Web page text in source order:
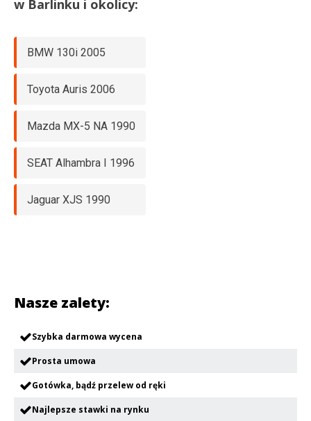
w Barlinku i okolicy:
BMW 130i 2005
Toyota Auris 2006
Mazda MX-5 NA 1990
SEAT Alhambra I 1996
Jaguar XJS 1990
Nasze zalety:
Szybka darmowa wycena
Prosta umowa
Gotówka, bądź przelew od ręki
Najlepsze stawki na rynku